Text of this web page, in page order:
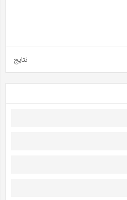
نتایج